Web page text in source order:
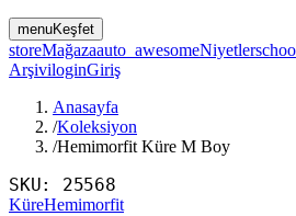
menuKeşfet
storeMağazaauto_awesomeNiyetler
ArşiviloginGiriş
Anasayfa
/Koleksiyon
/Hemimorfit Küre M Boy
SKU: 25568
KüreHemimorfit